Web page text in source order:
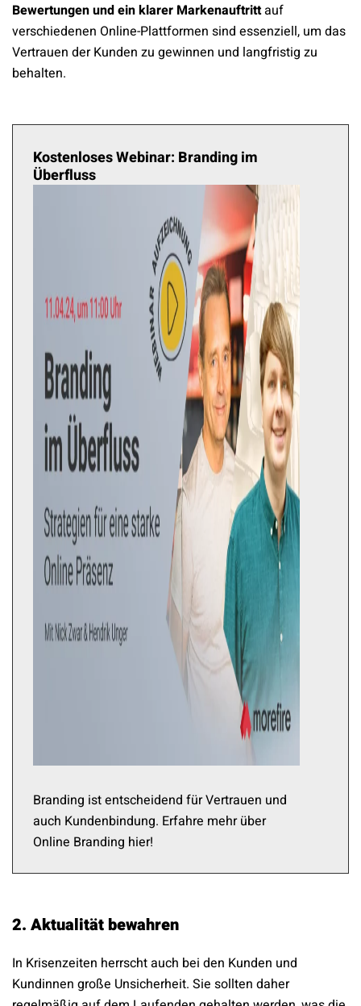
Bewertungen und ein klarer Markenauftrittauf
verschiedenen Online-Plattformen sind essenziell, um das
Vertrauen der Kunden zu gewinnen und langfristig zu
behalten.
Kostenloses Webinar: Branding im
Überfluss
Branding ist entscheidend für Vertrauen und
auch Kundenbindung. Erfahre mehr über
Online Branding hier!
2. Aktualität bewahren
In Krisenzeiten herrscht auch bei den Kunden und
Kundinnen große Unsicherheit. Sie sollten daher